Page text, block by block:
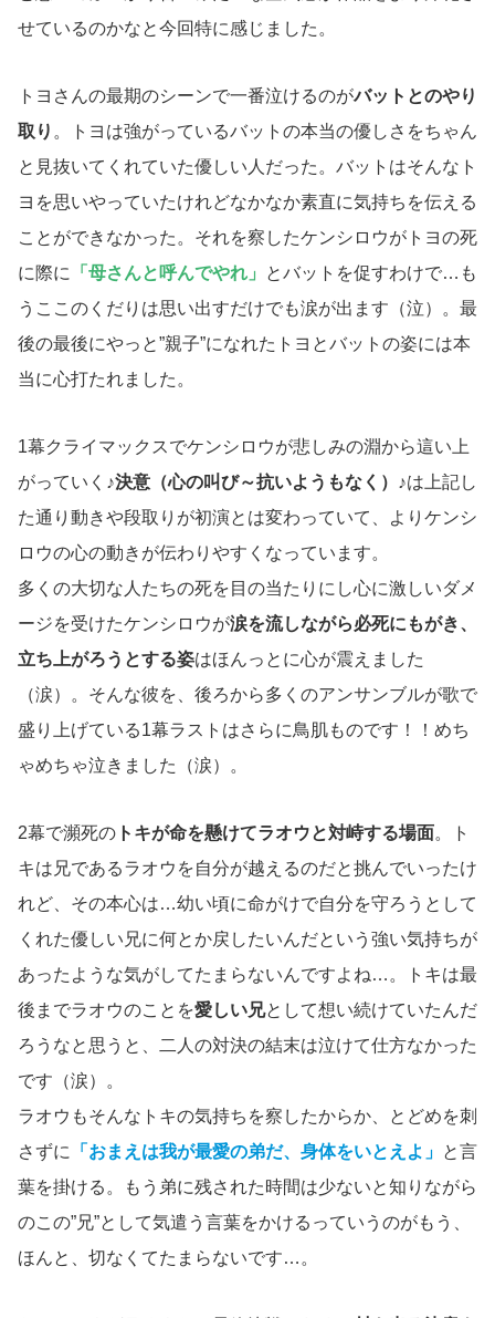
せているのかなと今回特に感じました。
トヨさんの最期のシーンで一番泣けるのがバットとのやり
取り 。トヨは強がっているバットの本当の優しさをちゃん
と見抜いてくれていた優しい人だった。バットはそんなト
ヨを思いやっていたけれどなかなか素直に気持ちを伝える
ことができなかった。それを察したケンシロウがトヨの死
に際に
「母さんと呼んでやれ」
とバットを促すわけで…も
うここのくだりは思い出すだけでも涙が出ます（泣）。最
後の最後にやっと”親子”になれたトヨとバットの姿には本
当に心打たれました。
1幕クライマックスでケンシロウが悲しみの淵から這い上
がっていく ♪決意（心の叫び～抗いようもなく）♪は上記し
た通り動きや段取りが初演とは変わっていて、よりケンシ
ロウの心の動きが伝わりやすくなっています。
多くの大切な人たちの死を目の当たりにし心に激しいダメ
ージを受けたケンシロウが涙を流しながら必死にもがき、
立ち上がろうとする姿はほんっとに心が震えました
（涙）。そんな彼を、後ろから多くのアンサンブルが歌で
盛り上げている1幕ラストはさらに鳥肌ものです！！めち
ゃめちゃ泣きました（涙）。
2幕で瀕死の トキが命を懸けてラオウと対峙する場面。ト
キは兄であるラオウを自分が越えるのだと挑んでいったけ
れど、その本心は…幼い頃に命がけで自分を守ろうとして
くれた優しい兄に何とか戻したいんだという強い気持ちが
あったような気がしてたまらないんですよね…。トキは最
後までラオウのことを愛しい兄として想い続けていたんだ
ろうなと思うと、二人の対決の結末は泣けて仕方なかった
です（涙）。
ラオウもそんなトキの気持ちを察したからか、とどめを刺
さずに
「おまえは我が最愛の弟だ、身体をいとえよ」 と言
葉を掛ける。もう弟に残された時間は少ないと知りながら
のこの”兄”として気遣う言葉をかけるっていうのがもう、
ほんと、切なくてたまらないです…。